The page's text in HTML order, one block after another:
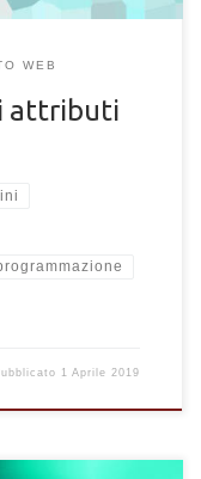
WEB
attributi
1 Aprile 2019